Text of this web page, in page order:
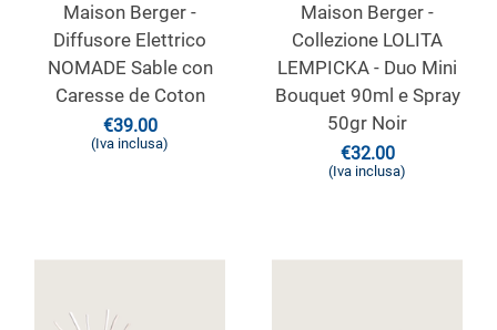
Maison Berger -
Diffusore Elettrico
NOMADE Sable con
Caresse de Coton
€39.00
(Iva inclusa)
Maison Berger -
Collezione LOLITA
LEMPICKA - Duo Mini
Bouquet 90ml e Spray
50gr Noir
€32.00
(Iva inclusa)